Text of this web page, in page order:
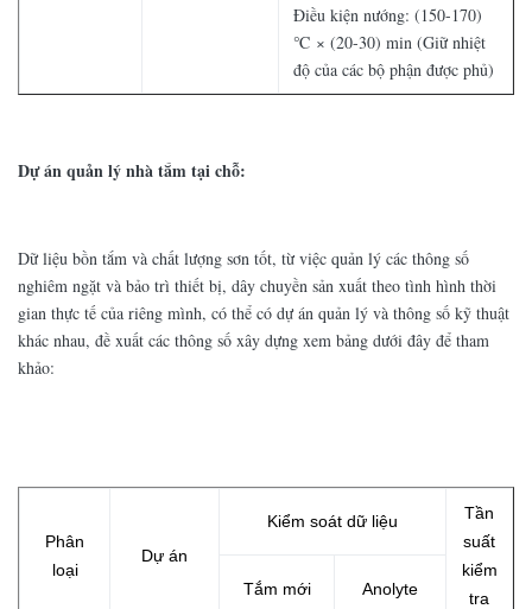
Điều kiện nướng: (150-170)
℃ × (20-30) min (Giữ nhiệt
độ của các bộ phận được phủ)
Dự án quản lý nhà tắm tại chỗ:
Dữ liệu bồn tắm và chất lượng sơn tốt, từ việc quản lý các thông số
nghiêm ngặt và bảo trì thiết bị, dây chuyền sản xuất theo tình hình thời
gian thực tế của riêng mình, có thể có dự án quản lý và thông số kỹ thuật
khác nhau, đề xuất các thông số xây dựng xem bảng dưới đây để tham
khảo:
Phân
loại
Dự án
Kiểm soát dữ liệu
Tần
suất
kiểm
tra
Tắm mới Anolyte